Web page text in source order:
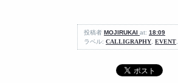
投稿者 MOJIRUKAI at: 18:09
ラベル: CALLIGRAPHY, EVENT,